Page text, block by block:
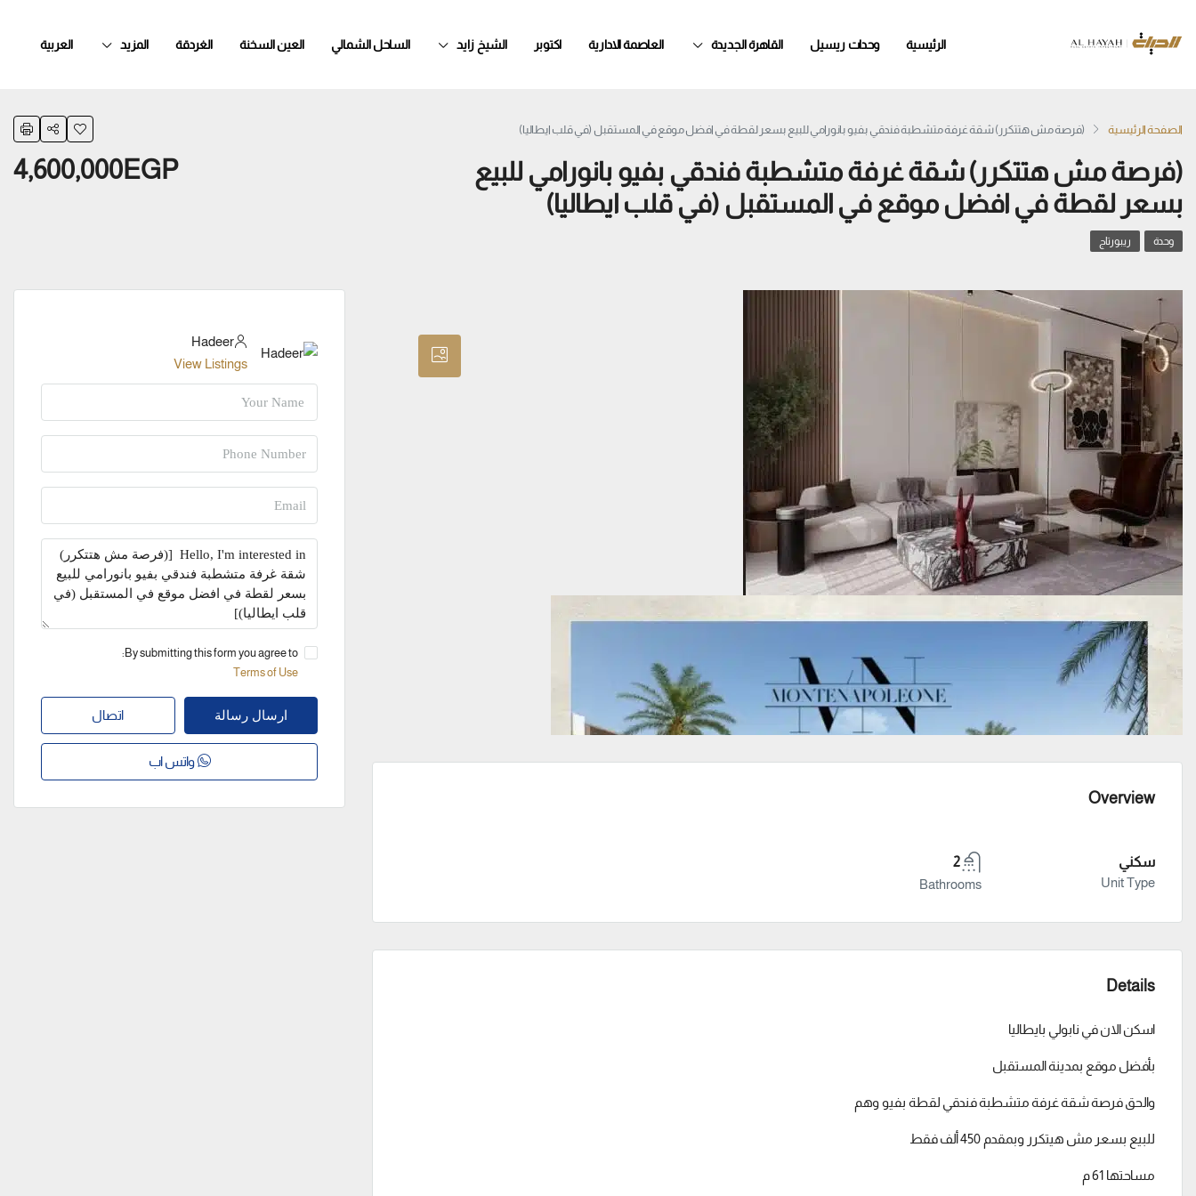
الرئيسية وحدات ريسيل القاهرة الجديدة العاصمة الادارية اكتوبر الشيخ زايد الساحل الشمالي العين السخنة الغردقة المزيد العربية
الصفحة الرئيسية (فرصة مش هتتكرر) شقة غرفة متشطبة فندقي بفيو بانورامي للبيع بسعر لقطة في افضل موقع في المستقبل (في قلب ايطاليا)
(فرصة مش هتتكرر) شقة غرفة متشطبة فندقي بفيو بانورامي للبيع
بسعر لقطة في افضل موقع في المستقبل (في قلب ايطاليا)
4,600,000EGP
وحدة ريبورتاج
Overview
سكني
Unit Type
2
Bathrooms
Details
اسكن الان في نابولي بايطاليا
بأفضل موقع بمدينة المستقبل
والحق فرصة شقة غرفة متشطبة فندقي لقطة بفيو وهم
للبيع بسعر مش هيتكرر وبمقدم 450 ألف فقط
مساحتها 61 م
Hadeer
View Listings
By submitting this form you agree to:
Terms of Use
ارسال رسالة اتصال
واتس اب